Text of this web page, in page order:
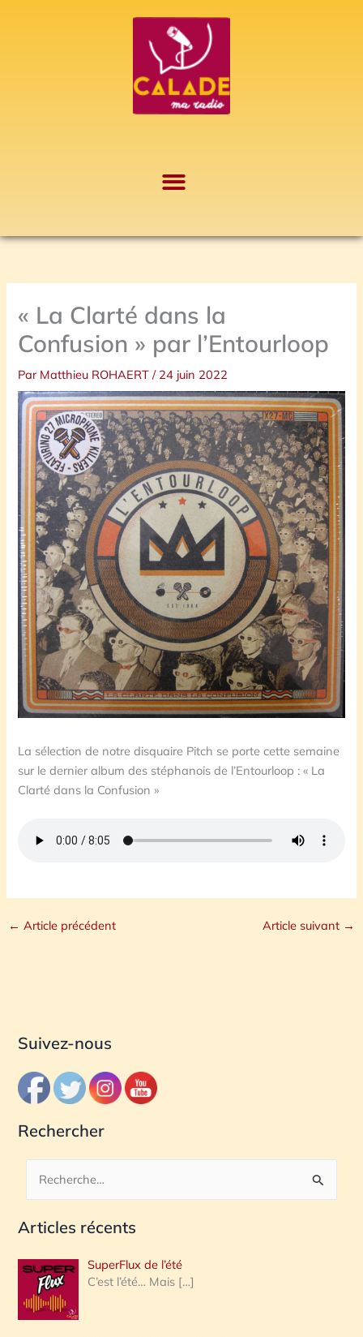
« La Clarté dans la
Confusion » par l’Entourloop
Par Matthieu ROHAERT/ 24 juin 2022
La sélection de notre disquaire Pitch se porte cette semaine
sur le dernier album des stéphanois de l’Entourloop : « La
Clarté dans la Confusion »
← Article précédent Article suivant →
Suivez-nous
Rechercher
c
e
r
c
Articles récents
SuperFlux de l’été
C’est l’été… Mais […]